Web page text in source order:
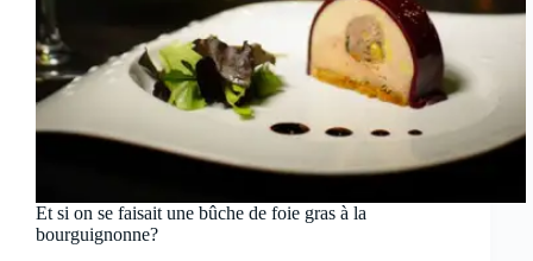
Et si on se faisait une bûche de foie gras à la
bourguignonne?